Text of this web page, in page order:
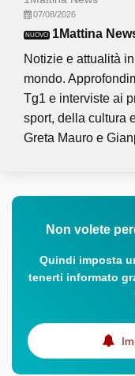
07/08/2026
NUOVO
1Mattina
Notizie e attualità
mondo.
Tg1 e interviste ai
sport, della cultura
Greta Mauro e
Non volete
Quindi imposta
tenerti informato